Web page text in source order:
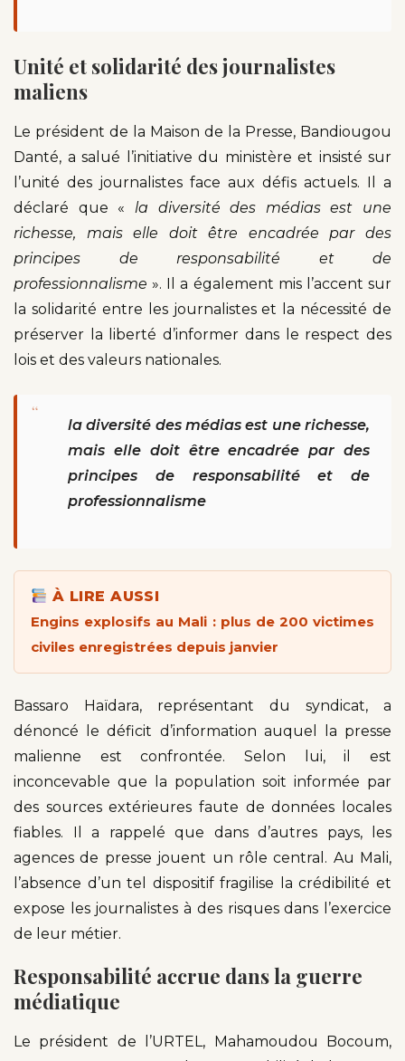
Unité et solidarité des journalistes
maliens
Le président de la Maison de la Presse, Bandiougou
Danté, a salué l’initiative du ministère et insisté sur
l’unité des journalistes face aux défis actuels. Il a
déclaré que « la diversité des médias est une
richesse, mais elle doit être encadrée par des
principes de responsabilité et de
professionnalisme». Il a également mis l’accent sur
la solidarité entre les journalistes et la nécessité de
préserver la liberté d’informer dans le respect des
lois et des valeurs nationales.
“
la diversité des médias est une richesse,
mais elle doit être encadrée par des
principes de responsabilité et de
professionnalisme
À LIRE AUSSI
Engins explosifs au Mali : plus de 200 victimes
civiles enregistrées depuis janvier
Bassaro Haïdara, représentant du syndicat, a
dénoncé le déficit d’information auquel la presse
malienne est confrontée. Selon lui, il est
inconcevable que la population soit informée par
des sources extérieures faute de données locales
fiables. Il a rappelé que dans d’autres pays, les
agences de presse jouent un rôle central. Au Mali,
l’absence d’un tel dispositif fragilise la crédibilité et
expose les journalistes à des risques dans l’exercice
de leur métier.
Responsabilité accrue dans la guerre
médiatique
Le président de l’URTEL, Mahamoudou Bocoum,